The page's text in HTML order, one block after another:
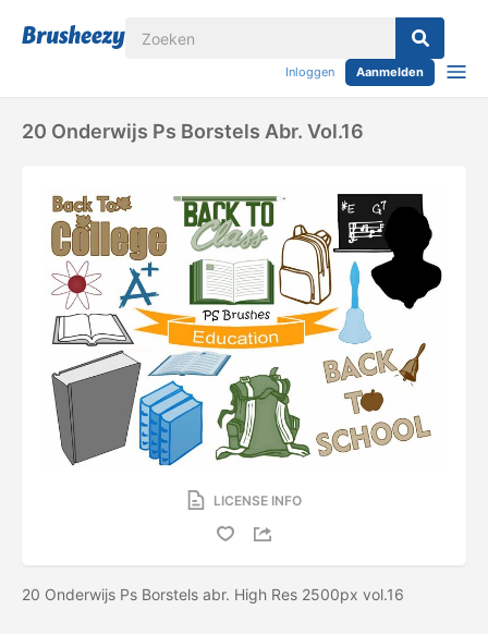
Inloggen Aanmelden
20 Onderwijs Ps Borstels Abr. Vol.16
LICENSE INFO
20 Onderwijs Ps Borstels abr. High Res 2500px vol.16